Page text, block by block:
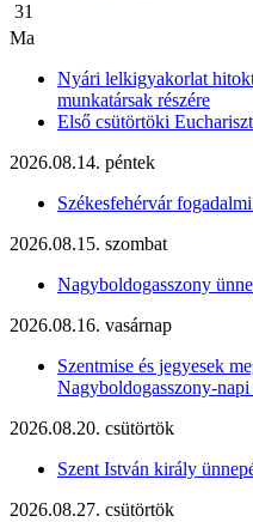
31
Ma
Nyári lelkigyakorlat
munkatársak részére
Első csütörtöki
2026.08.14. péntek
Székesfehérvár
2026.08.15. szombat
Nagyboldogasszony
2026.08.16. vasárnap
Szentmise és jegyesek
Nagyboldogasszony-napi
2026.08.20. csütörtök
Szent István király
2026.08.27. csütörtök